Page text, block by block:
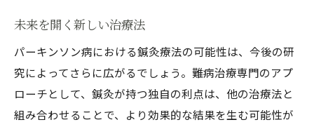
未来を開く新しい治療法
パーキンソン病における鍼灸療法の可能性は、今後の研
究によってさらに広がるでしょう。難病治療専門のアプ
ローチとして、鍼灸が持つ独自の利点は、他の治療法と
組み合わせることで、より効果的な結果を生む可能性が